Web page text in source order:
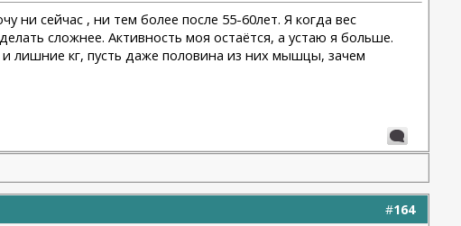
ни сейчас , ни тем более после 55-60лет. Я когда вес
сложнее. Активность моя остаётся, а устаю я больше.
лишние кг, пусть даже половина из них мышцы, зачем
#164